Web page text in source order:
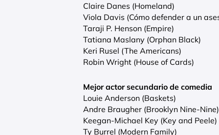
Claire Danes (Homeland)
Viola Davis (Cómo defender a un
Taraji P. Henson (Empire)
Tatiana Maslany (Orphan Black)
Keri Rusel (The Americans)
Robin Wright (House of Cards)
Mejor actor secundario de comedia
Louie Anderson (Baskets)
Andre Braugher (Brooklyn Nine-Nine)
Keegan-Michael Key (Key and Peele)
Ty Burrel (Modern Family)